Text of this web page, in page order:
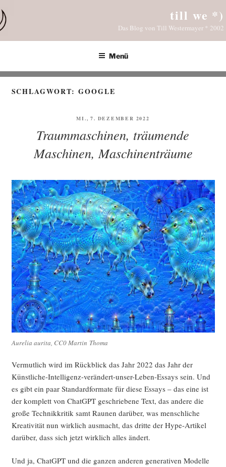
Inhalt
springen
till we *)
Das Blog von Till Westermayer * 2002
Menü
SCHLAGWORT:GOOGLE
VERÖFFENTLICHT
MI., 7. DEZEMBER 2022
Traummaschinen, träumende
Maschinen, Maschinenträume
Aure­lia auri­ta, CC0 Mar­tin Thoma
Ver­mut­lich wird im Rück­blick das Jahr 2022 das Jahr der
Künst­li­che-Intel­li­genz-ver­än­dert-unser-Leben-Essays sein. Und
es gibt ein paar Stan­dard­for­ma­te für die­se Essays – das eine ist
der kom­plett von ChatGPT geschrie­be­ne Text, das ande­re die
gro­ße Tech­nik­kri­tik samt Rau­nen dar­über, was mensch­li­che
Krea­ti­vi­tät nun wirk­lich aus­macht, das drit­te der Hype-Arti­kel
dar­über, dass sich jetzt wirk­lich alles ändert.
Und ja, ChatGPT und die gan­zen ande­ren gene­ra­ti­ven Model­le